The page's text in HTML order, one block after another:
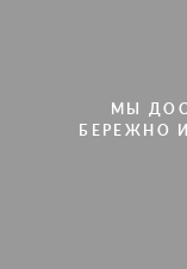
МЫ
БЕРЕЖНО